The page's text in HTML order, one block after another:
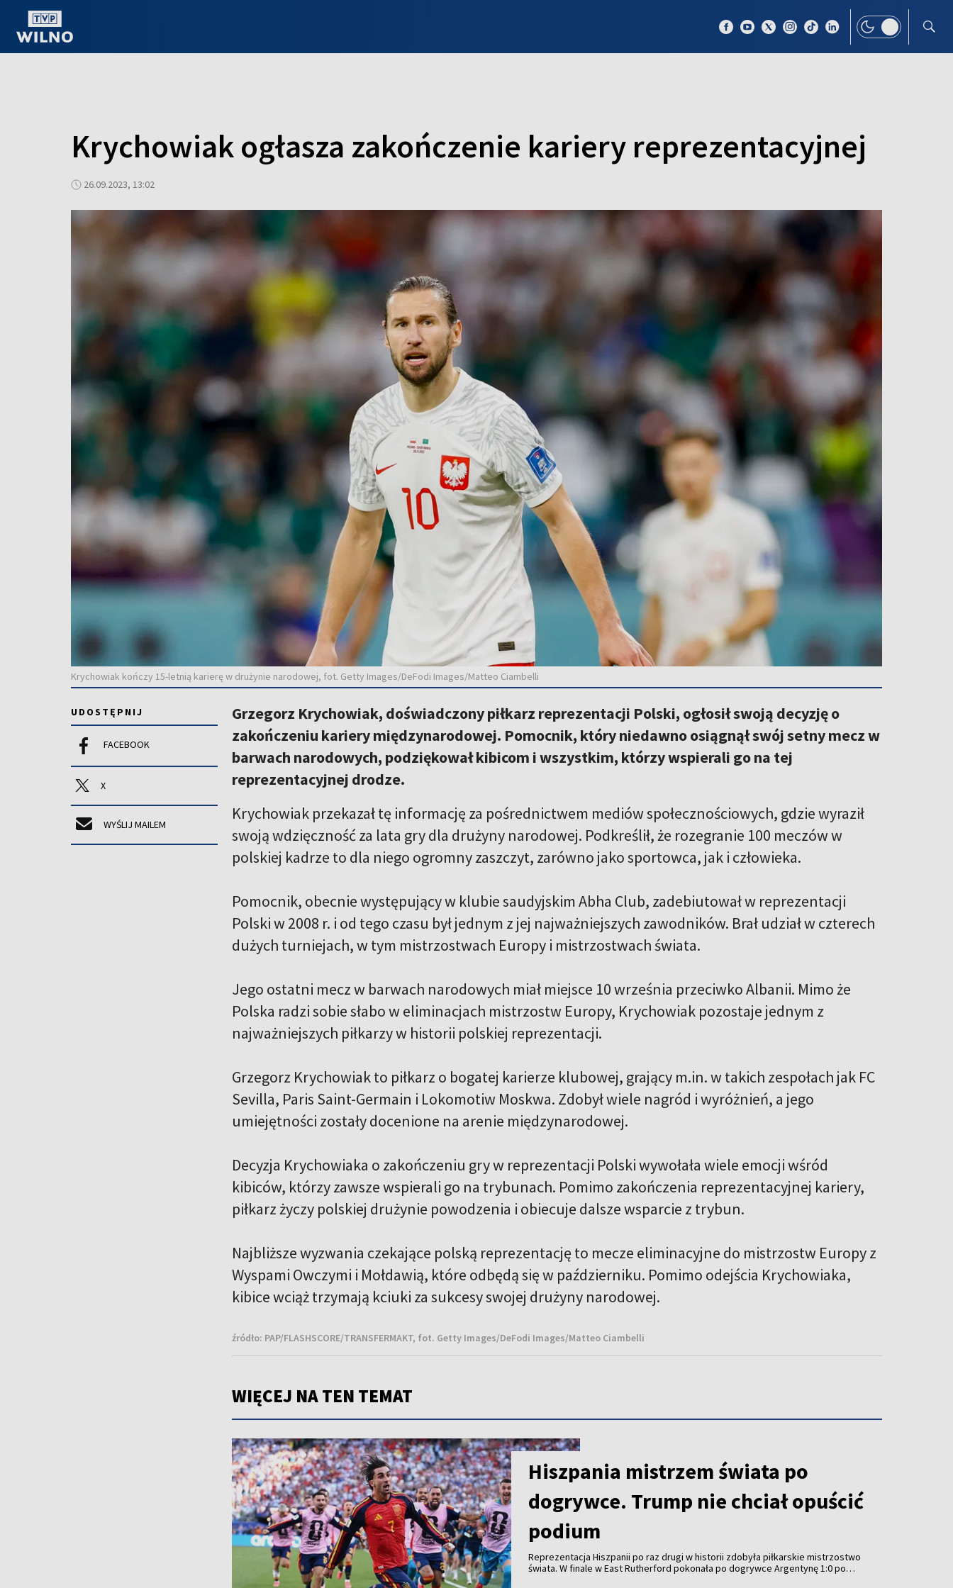
Krychowiak ogłasza zakończenie kariery reprezentacyjnej
26.09.2023, 13:02
Krychowiak kończy 15-letnią karierę w drużynie narodowej, fot. Getty Images/DeFodi Images/Matteo Ciambelli
UDOSTĘPNIJ
FACEBOOK
X
WYŚLIJ MAILEM
Grzegorz Krychowiak, doświadczony piłkarz reprezentacji Polski, ogłosił swoją decyzję o
zakończeniu kariery międzynarodowej. Pomocnik, który niedawno osiągnął swój setny mecz w
barwach narodowych, podziękował kibicom i wszystkim, którzy wspierali go na tej
reprezentacyjnej drodze.
Krychowiak przekazał tę informację za pośrednictwem mediów społecznościowych, gdzie wyraził
swoją wdzięczność za lata gry dla drużyny narodowej. Podkreślił, że rozegranie 100 meczów w
polskiej kadrze to dla niego ogromny zaszczyt, zarówno jako sportowca, jak i człowieka.
Pomocnik, obecnie występujący w klubie saudyjskim Abha Club, zadebiutował w reprezentacji
Polski w 2008 r. i od tego czasu był jednym z jej najważniejszych zawodników. Brał udział w czterech
dużych turniejach, w tym mistrzostwach Europy i mistrzostwach świata.
Jego ostatni mecz w barwach narodowych miał miejsce 10 września przeciwko Albanii. Mimo że
Polska radzi sobie słabo w eliminacjach mistrzostw Europy, Krychowiak pozostaje jednym z
najważniejszych piłkarzy w historii polskiej reprezentacji.
Grzegorz Krychowiak to piłkarz o bogatej karierze klubowej, grający m.in. w takich zespołach jak FC
Sevilla, Paris Saint-Germain i Lokomotiw Moskwa. Zdobył wiele nagród i wyróżnień, a jego
umiejętności zostały docenione na arenie międzynarodowej.
Decyzja Krychowiaka o zakończeniu gry w reprezentacji Polski wywołała wiele emocji wśród
kibiców, którzy zawsze wspierali go na trybunach. Pomimo zakończenia reprezentacyjnej kariery,
piłkarz życzy polskiej drużynie powodzenia i obiecuje dalsze wsparcie z trybun.
Najbliższe wyzwania czekające polską reprezentację to mecze eliminacyjne do mistrzostw Europy z
Wyspami Owczymi i Mołdawią, które odbędą się w październiku. Pomimo odejścia Krychowiaka,
kibice wciąż trzymają kciuki za sukcesy swojej drużyny narodowej.
źródło: PAP/FLASHSCORE/TRANSFERMAKT, fot. Getty Images/DeFodi Images/Matteo Ciambelli
WIĘCEJ NA TEN TEMAT
Hiszpania mistrzem świata po
dogrywce. Trump nie chciał opuścić
podium
Reprezentacja Hiszpanii po raz drugi w historii zdobyła piłkarskie mistrzostwo
świata. W finale w East Rutherford pokonała po dogrywce Argentynę 1:0 po